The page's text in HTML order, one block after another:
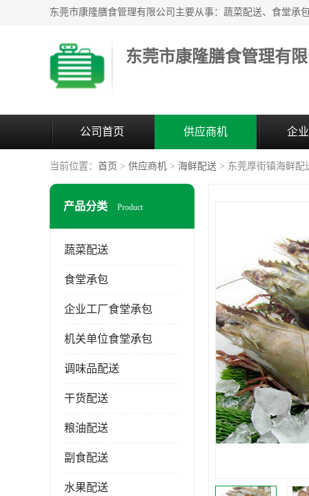
东莞市康隆膳食管理有
公司首页 供应商机 企
当前位置： 首页 > 供应商机 > 海鲜配送 > 东莞厚街镇海鲜配
产品分类 Product
蔬菜配送
食堂承包
企业工厂食堂承包
机关单位食堂承包
调味品配送
干货配送
粮油配送
副食配送
水果配送